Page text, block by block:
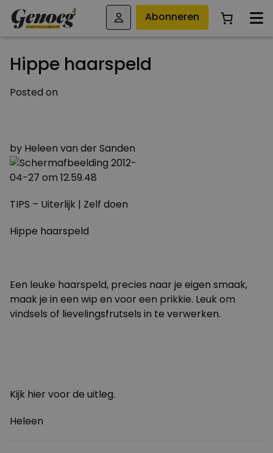
Abonneren
Hippe haarspeld
Posted on
by Heleen van der Sanden
TIPS – Uiterlijk | Zelf doen
Hippe haarspeld
Een leuke haarspeld, precies naar je eigen smaak,
maak je in een wip en voor een prikkie. Leuk om
vindsels of lievelingsfrutsels in te verwerken.
Kijk hier voor de uitleg.
Heleen